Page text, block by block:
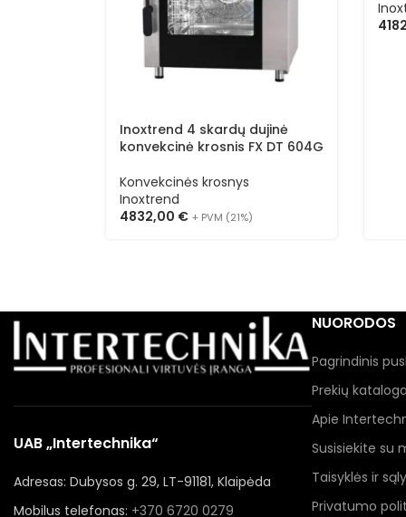
Inoxtrend 4 skardų dujinė
konvekcinė krosnis FX DT 604G
Konvekcinės krosnys
Inoxtrend
4832,00 € + PVM (21%)
UAB „Intertechnika“
Adresas: Dubysos g. 29, LT-91181, Klaipėda
Mobilus telefonas: +370 6720 0279
NUORODOS
Pagrindinis
Prekių
Apie
Susisiekite su
Taisyklės ir
Privatumo